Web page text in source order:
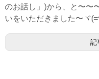
のお話し」)から、と〜〜
いをいただきました〜ヾ
記